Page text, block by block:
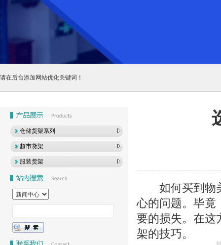
请在后台添加网站优化关键词！
仓储货架系列
超市货架
服装货架
如何买到物美
心的问题。毕竟
要的损失。在这
架的技巧。